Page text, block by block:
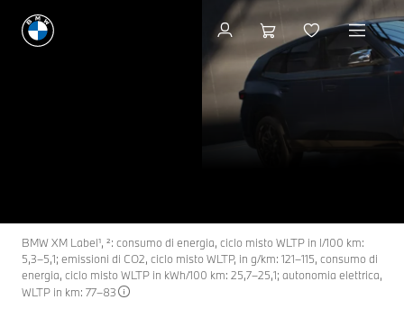
THE NEW
XM
I nuovi modelli BMW
BMW XM Label¹, ²: consumo di energia, ciclo misto WLTP in l/100 km:
5,3–5,1; emissioni di CO2, ciclo misto WLTP, in g/km: 121–115, consumo di
energia, ciclo misto WLTP in kWh/100 km: 25,7–25,1; autonomia elettrica,
WLTP in km: 77–83
Configurazione e prezzi